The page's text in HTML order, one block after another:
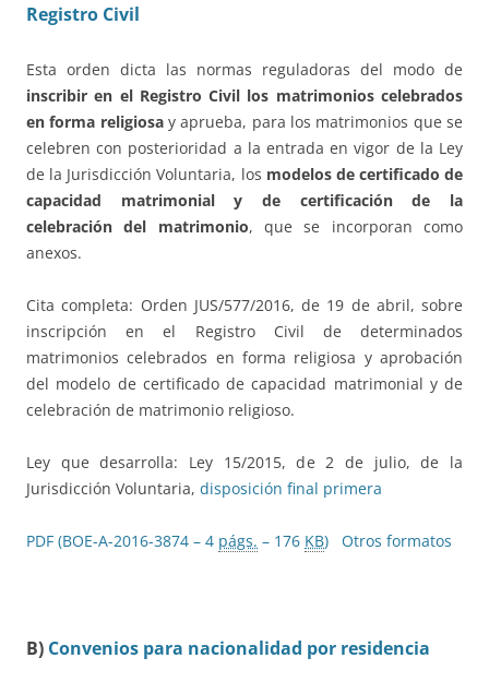
Registro Civil
Esta orden dicta las normas reguladoras del modo de
inscribir en el Registro Civil los matrimonios celebrados
en forma religiosay aprueba, para los matrimonios que se
celebren con posterioridad a la entrada en vigor de la Ley
de la Jurisdicción Voluntaria, los modelos de certificado de
capacidad matrimonial y de certificación de la
celebración del matrimonio, que se incorporan como
anexos.
Cita completa: Orden JUS/577/2016, de 19 de abril, sobre
inscripción en el Registro Civil de determinados
matrimonios celebrados en forma religiosa y aprobación
del modelo de certificado de capacidad matrimonial y de
celebración de matrimonio religioso.
Ley que desarrolla: Ley 15/2015, de 2 de julio, de la
Jurisdicción Voluntaria, disposición final primera
PDF (BOE-A-2016-3874 – 4 págs. – 176 KB) Otros formatos
B) Convenios para nacionalidad por residencia